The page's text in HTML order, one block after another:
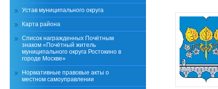
Устав муниципального округа
Карта района
Список награжденных Почётным
знаком «Почётный житель
муниципального округа Ростокино в
городе Москве»
Нормативные правовые акты о
местном самоуправлении